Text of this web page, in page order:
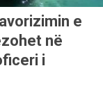
e
në
i